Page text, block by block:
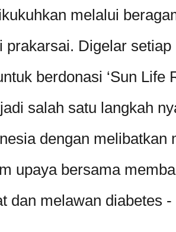
melalui
prakarsai. Digelar
berdonasi ‘Sun Life
salah satu langkah
dengan
upaya bersama
dan melawan diabetes